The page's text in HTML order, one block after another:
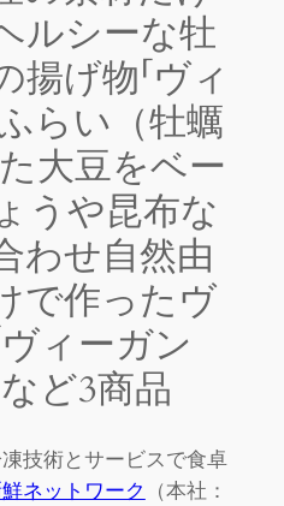
ルシーな牡
げ物「ヴィ
らい（牡蠣
大豆をベー
うや昆布な
わせ自然由
で作ったヴ
ヴィーガン
ど3商品
技術とサービスで食卓
ネットワーク
（本社：